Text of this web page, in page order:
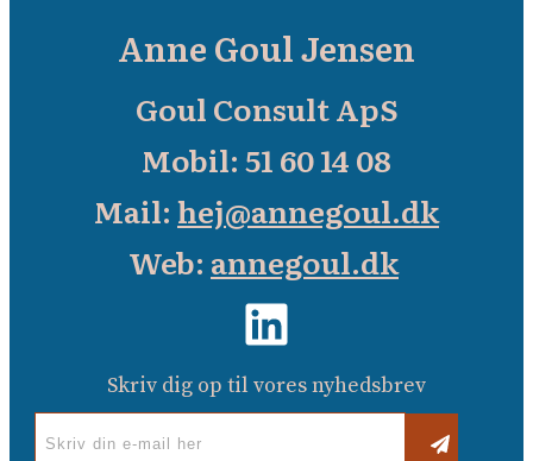
Anne Goul Jensen
Goul Consult ApS
Mobil: 51 60 14 08
Mail:hej@annegoul.dk
Web: annegoul.dk
Skriv dig op til vores nyhedsbrev